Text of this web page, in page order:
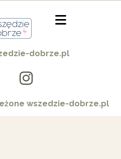
dobrze.pl
wszedzie-dobrze.pl